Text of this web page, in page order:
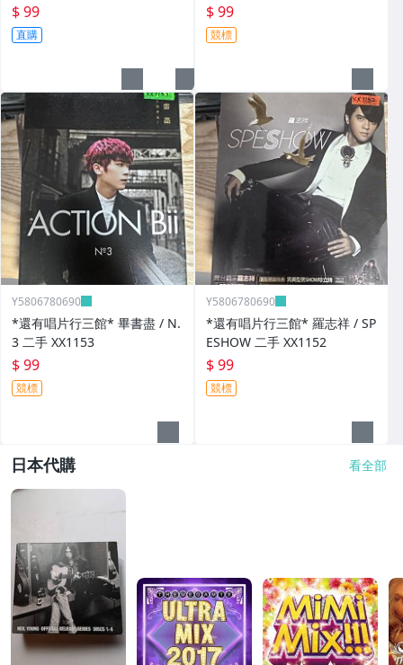
$ 99
直購
$ 99
競標
Y5806780690
*還有唱片行三館* 畢書盡 / N.
3 二手 XX1153
$ 99
競標
Y5806780690
*還有唱片行三館* 羅志祥 / SP
ESHOW 二手 XX1152
$ 99
競標
日本代購 看全部